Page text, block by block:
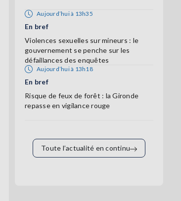
Aujourd’hui à 13h35
En bref
Violences sexuelles sur mineurs : le
gouvernement se penche sur les
défaillances des enquêtes
Aujourd’hui à 13h18
En bref
Risque de feux de forêt : la Gironde
repasse en vigilance rouge
Toute l’actualité en continu